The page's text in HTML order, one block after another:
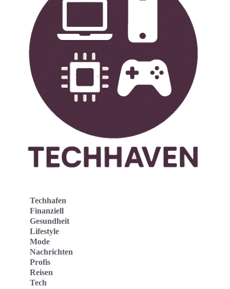
Techhafen
Finanziell
Gesundheit
Lifestyle
Mode
Nachrichten
Profis
Reisen
Tech